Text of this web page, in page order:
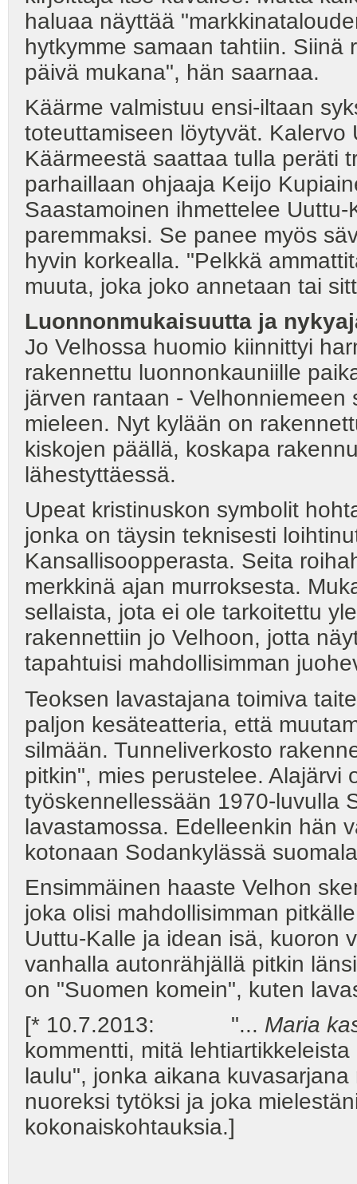
haluaa näyttää
hytkymme samaan tahtiin. Siinä
päivä mukana", hän saarnaa.
Käärme valmistuu ensi-iltaan
toteuttamiseen löytyvät.
Käärmeestä saattaa tulla peräti
parhaillaan ohjaaja Keijo
Saastamoinen ihmettelee
paremmaksi. Se panee myös
hyvin korkealla. "Pelkkä
muuta, joka joko annetaan tai
Luonnonmukaisuutta ja
Jo Velhossa huomio kiinnittyi
rakennettu luonnonkauniille
järven rantaan -
mieleen. Nyt kylään on
kiskojen päällä, koskapa
lähestyttäessä.
Upeat kristinuskon symbolit
jonka on täysin teknisesti
Kansallisoopperasta. Seita
merkkinä ajan murroksesta.
sellaista, jota ei ole tarkoitettu
rakennettiin jo Velhoon, jotta
tapahtuisi mahdollisimman
Teoksen lavastajana toimiva
paljon kesäteatteria, että
silmään. Tunneliverkosto
pitkin", mies perustelee. Alajärvi
työskennellessään 1970-luvulla
lavastamossa. Edelleenkin hän
kotonaan Sodankylässä
Ensimmäinen haaste Velhon
joka olisi mahdollisimman
Uuttu-Kalle ja idean isä, kuoron
vanhalla autonrähjällä pitkin
on "Suomen komein", kuten
[* 10.7.2013: "... Maria
kommentti, mitä
laulu", jonka aikana
nuoreksi tytöksi ja joka
kokonaiskohtauksia.]